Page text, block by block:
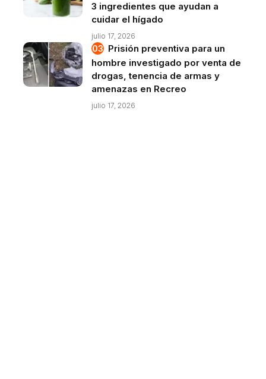
3 ingredientes que ayudan a
cuidar el hígado
julio 17, 2026
Prisión preventiva para un
hombre investigado por venta de
drogas, tenencia de armas y
amenazas en Recreo
julio 17, 2026